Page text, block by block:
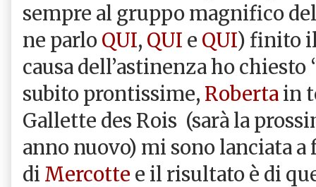
sempre al gruppo magnifico
ne parlo QUI, QUI e QUI) finito
causa dell’astinenza ho chiesto
subito prontissime, Roberta in
Gallette des Rois (sarà la
anno nuovo) mi sono lanciata
di Mercotte e il risultato è di